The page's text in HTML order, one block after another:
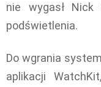
nie wygasł Nick
podświetlenia.
Do wgrania
aplikacji